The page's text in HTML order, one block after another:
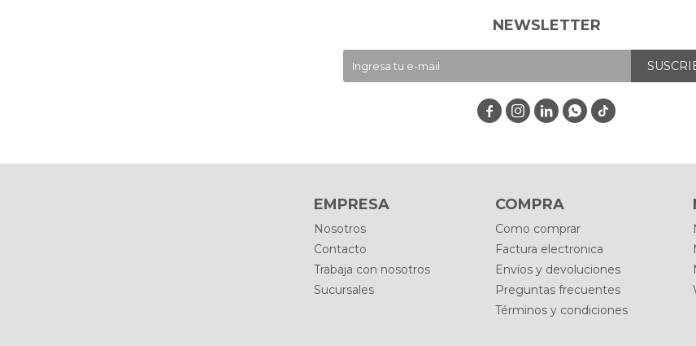
EMPRESA
Nosotros
Contacto
Trabaja con nosotros
Sucursales
COMPRA
Como comprar
Factura electronica
Envíos y devoluciones
Preguntas frecuentes
Términos y condiciones
NEWSLETTER
   